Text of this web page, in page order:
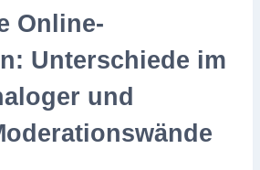
Online-
Unterschiede im
und